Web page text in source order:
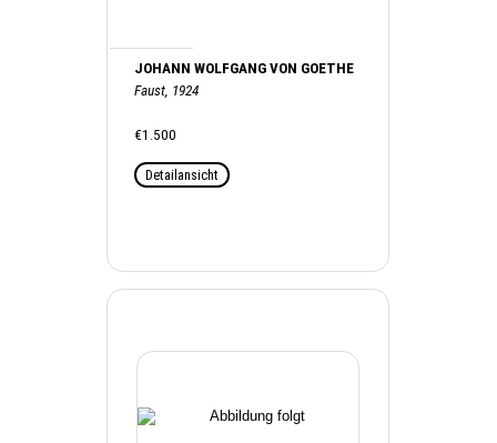
JOHANN WOLFGANG VON GOETHE
Faust, 1924
€1.500
Detailansicht